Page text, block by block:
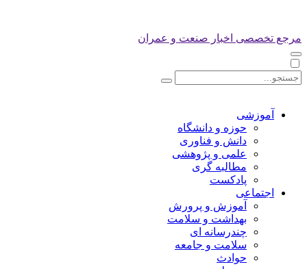
مرجع تخصصی اخبار صنعت و عمران
آموزشی
حوزه و دانشگاه
دانش و فناوری
علمی و پژوهشی
مطالبه گری
پادکست
اجتماعی
آموزش و پرورش
بهداشت و سلامت
چندرسانه ای
سلامت و جامعه
حوادث